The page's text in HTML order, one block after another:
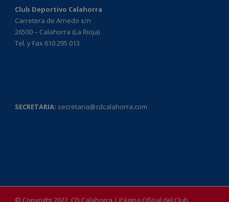
Club Deportivo Calahorra
Carretera de Arnedo s/n
26500 – Calahorra (La Rioja)
Tel. y Fax 610 295 013
SECRETARIA: secretaria@cdcalahorra.com
© Copyright 2022, CD Calahorra | Página Oficial del Club